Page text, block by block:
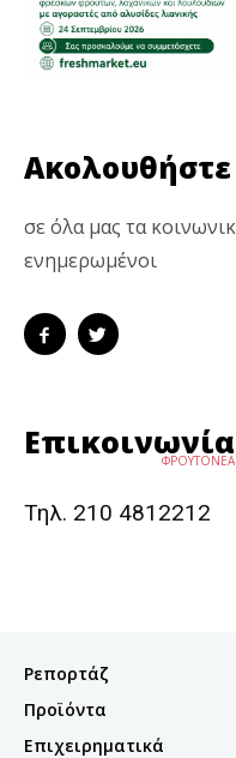
σε όλα μας τα
ενημερωμένοι
Επικοινωνία
ΦΡΟΥΤΟΝΕΑ
Τηλ. 210 4812212
Ρεπορτάζ
Προϊόντα
Επιχειρηματικά